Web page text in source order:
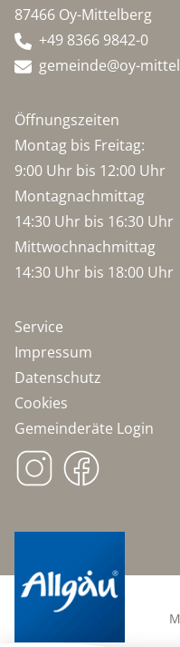
87466 Oy-Mittelberg
+49 8366 9842-0
gemeinde@oy-
Öffnungszeiten
Montag bis Freitag:
9:00 Uhr bis 12:00 Uhr
Montagnachmittag
14:30 Uhr bis 16:30 Uhr
Mittwochnachmittag
14:30 Uhr bis 18:00 Uhr
Service
Impressum
Datenschutz
Cookies
Gemeinderäte Login